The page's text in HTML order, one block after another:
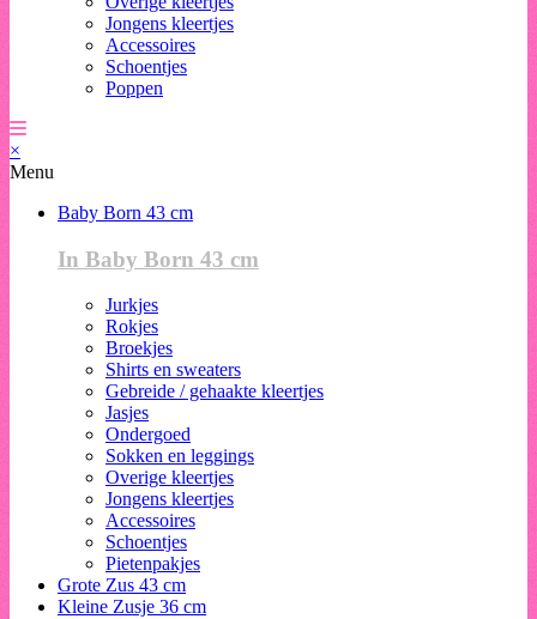
Jongens kleertjes
Accessoires
Schoentjes
Poppen
×
Menu
Baby Born 43 cm
In Baby Born 43 cm
Jurkjes
Rokjes
Broekjes
Shirts en sweaters
Gebreide / gehaakte kleertjes
Jasjes
Ondergoed
Sokken en leggings
Overige kleertjes
Jongens kleertjes
Accessoires
Schoentjes
Pietenpakjes
Grote Zus 43 cm
Kleine Zusje 36 cm